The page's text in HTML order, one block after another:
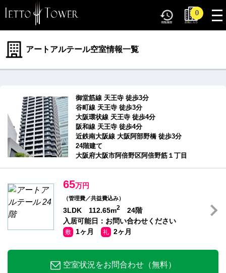
0
アートアルテール空室情報一覧
御堂筋線 天王寺 徒歩3分
谷町線 天王寺 徒歩3分
大阪環状線 天王寺 徒歩4分
阪和線 天王寺 徒歩4分
近鉄南大阪線 大阪阿部野橋 徒歩3分
24階建て
大阪府大阪市阿倍野区阿倍野筋１丁目
65万円
（管理費／共益費込み）
3LDK 112.65m2
24階
入居可能日：お問い合わせください
敷 1ヶ月 礼 2ヶ月
空室状況をお問合わせ（無料）